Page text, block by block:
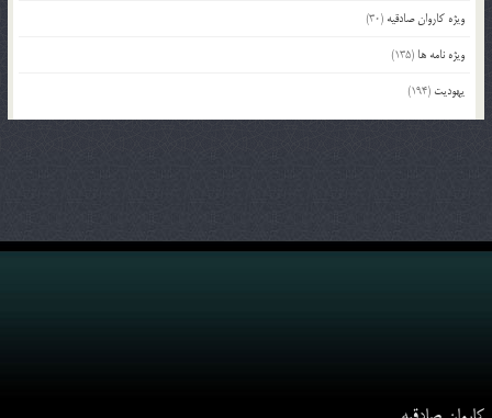
ویژه کاروان صادقیه (30)
ویژه نامه ها (135)
یهودیت (194)